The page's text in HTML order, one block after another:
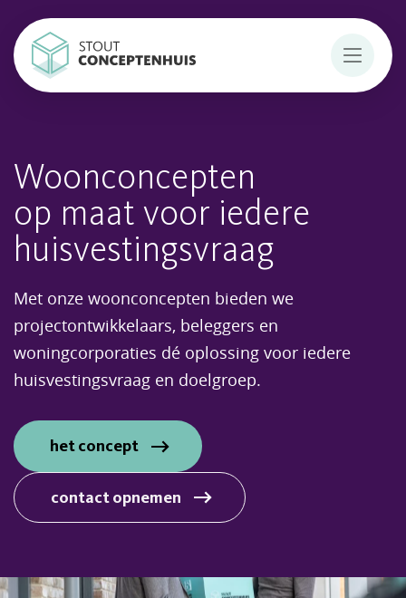
Woonconcepten
op maat voor iedere
huisvestingsvraag
Met onze woonconcepten bieden we
projectontwikkelaars, beleggers en
woningcorporaties dé oplossing voor iedere
huisvestingsvraag en doelgroep.
het concept
contact opnemen